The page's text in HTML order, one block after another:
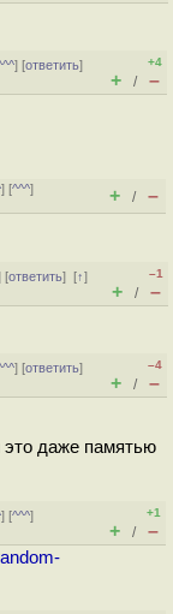
] [ответить]
+4
+ / –
] [^^^]
+ / –
[ответить][↑]
–1
+ / –
] [ответить]
–4
+ / –
даже памятью
] [^^^]
+1
+ / –